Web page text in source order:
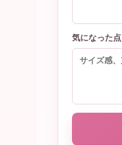
気になった点